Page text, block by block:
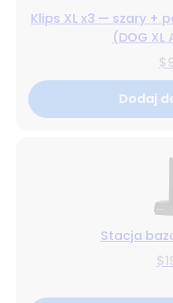
Klips XL x3 — szary +
(DOG
Dodaj
Stacja